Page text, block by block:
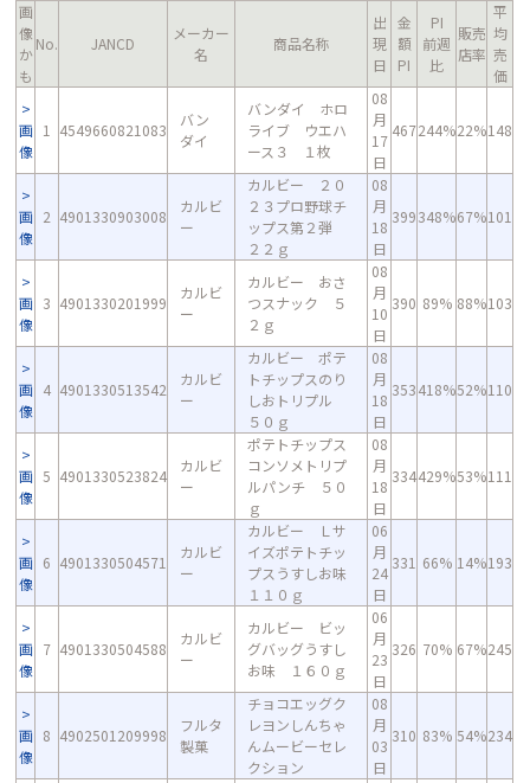
画
像
か
も
No. JANCD
メーカー
名
商品名称
出
現
日
金
額
PI
PI
前週
比
販売
店率
平
均
売
価
画
像
1 4549660821083
バン
ダイ
バンダイ ホロ
ライブ ウエハ
ース３ １枚
08
月
17
日
467244%22%148
画
像
2 4901330903008
カルビ
ー
カルビー ２０
２３プロ野球チ
ップス第２弾
２２ｇ
08
月
18
日
399348%67%101
画
像
3 4901330201999
カルビ
ー
カルビー おさ
つスナック ５
２ｇ
08
月
10
日
390 89% 88%103
画
像
4 4901330513542
カルビ
ー
カルビー ポテ
トチップスのり
しおトリプル
５０ｇ
08
月
18
日
353418%52%110
画
像
5 4901330523824
カルビ
ー
ポテトチップス
コンソメトリプ
ルパンチ ５０
ｇ
08
月
18
日
334429%53%111
画
像
6 4901330504571
カルビ
ー
カルビー Ｌサ
イズポテトチッ
プスうすしお味
１１０ｇ
06
月
24
日
331 66% 14%193
画
像
7 4901330504588
カルビ
ー
カルビー ビッ
グバッグうすし
お味 １６０ｇ
06
月
23
日
326 70% 67%245
画
像
8 4902501209998
フルタ
製菓
チョコエッグク
レヨンしんちゃ
んムービーセレ
クション
08
月
03
日
310 83% 54%234